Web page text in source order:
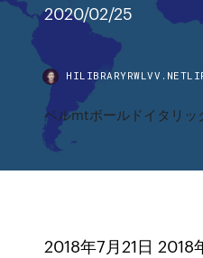
2020/02/25
ベルmtボールドイタリッ
2018年7月21日 2018